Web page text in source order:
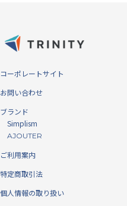
コーポレートサイト
お問い合わせ
ブランド
Simplism
AJOUTER
ご利用案内
特定商取引法
個人情報の取り扱い